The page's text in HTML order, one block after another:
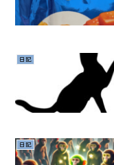
日記
日記